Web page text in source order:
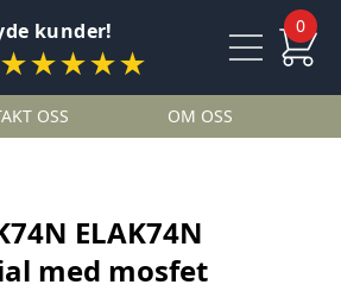
kunder! 0
OSS OM OSS
ELAK74N
med mosfet